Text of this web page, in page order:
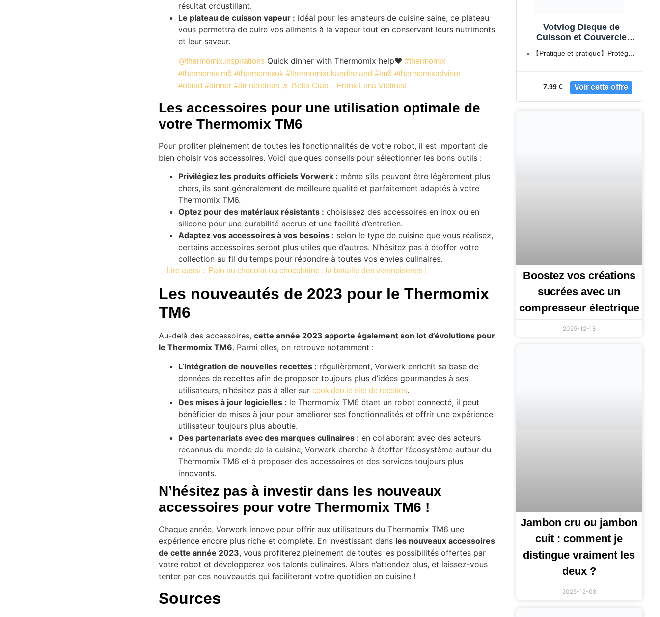
résultat croustillant.
Le plateau de cuisson vapeur : idéal pour les amateurs de cuisine saine, ce plateau
vous permettra de cuire vos aliments à la vapeur tout en conservant leurs nutriments
et leur saveur.
@thermomix.inspirations Quick dinner with Thermomix help❤️#thermomix
#thermomixtm6 #thermomixuk #thermomixukandireland #tm6 #thermomixadvisor
#obiad #dinner #dinnerideas ♬ Bella Ciao – Frank Lima Violinist
Les accessoires pour une utilisation optimale de
votre Thermomix TM6
Pour profiter pleinement de toutes les fonctionnalités de votre robot, il est important de
bien choisir vos accessoires. Voici quelques conseils pour sélectionner les bons outils :
Privilégiez les produits officiels Vorwerk : même s’ils peuvent être légèrement plus
chers, ils sont généralement de meilleure qualité et parfaitement adaptés à votre
Thermomix TM6.
Optez pour des matériaux résistants : choisissez des accessoires en inox ou en
silicone pour une durabilité accrue et une facilité d’entretien.
Adaptez vos accessoires à vos besoins : selon le type de cuisine que vous réalisez,
certains accessoires seront plus utiles que d’autres. N’hésitez pas à étoffer votre
collection au fil du temps pour répondre à toutes vos envies culinaires.
Lire aussi : Pain au chocolat ou chocolatine : la bataille des viennoiseries !
Les nouveautés de 2023 pour le Thermomix
TM6
Au-delà des accessoires,cette année 2023 apporte également son lot d’évolutions pour
le Thermomix TM6. Parmi elles, on retrouve notamment :
L’intégration de nouvelles recettes : régulièrement, Vorwerk enrichit sa base de
données de recettes afin de proposer toujours plus d’idées gourmandes à ses
utilisateurs, n’hésitez pas à aller surcookidoo le site de recettes.
Des mises à jour logicielles : le Thermomix TM6 étant un robot connecté, il peut
bénéficier de mises à jour pour améliorer ses fonctionnalités et offrir une expérience
utilisateur toujours plus aboutie.
Des partenariats avec des marques culinaires : en collaborant avec des acteurs
reconnus du monde de la cuisine, Vorwerk cherche à étoffer l’écosystème autour du
Thermomix TM6 et à proposer des accessoires et des services toujours plus
innovants.
N’hésitez pas à investir dans les nouveaux
accessoires pour votre Thermomix TM6 !
Chaque année, Vorwerk innove pour offrir aux utilisateurs du Thermomix TM6 une
expérience encore plus riche et complète. En investissant dans les nouveaux accessoires
de cette année 2023, vous profiterez pleinement de toutes les possibilités offertes par
votre robot et développerez vos talents culinaires. Alors n’attendez plus, et laissez-vous
tenter par ces nouveautés qui faciliteront votre quotidien en cuisine !
Sources
Votvlog Disque de
Cuisson et Couvercle
Protection des Lames
pour Thermomix TM5 TM6
Couteau Cache Lame
pour Cuisson Lente et
【Pratique et pratique】Protégez
7.99 €
Boostez vos créations
sucrées avec un
compresseur électrique
2025-12-18
Jambon cru ou jambon
cuit : comment je
distingue vraiment les
deux ?
2025-12-08